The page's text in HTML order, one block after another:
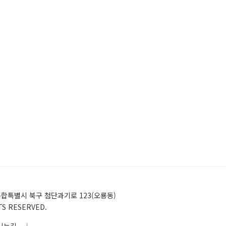
별시 북구 첨단과기로 123(오룡동)
RESERVED.